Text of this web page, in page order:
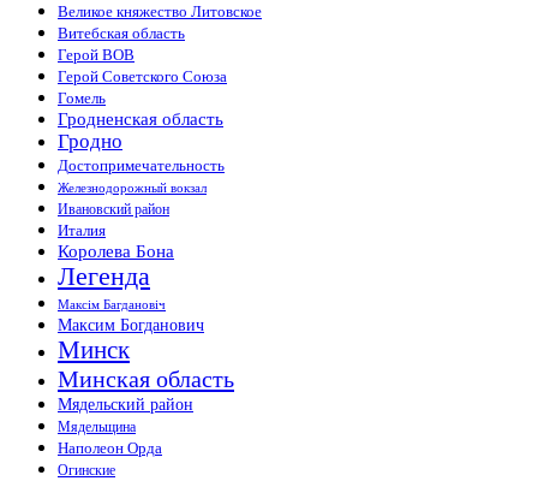
Великое княжество Литовское
Витебская область
Герой ВОВ
Герой Советского Союза
Гомель
Гродненская область
Гродно
Достопримечательность
Железнодорожный вокзал
Ивановский район
Италия
Королева Бона
Легенда
Максiм Багдановiч
Максим Богданович
Минск
Минская область
Мядельский район
Мядельщина
Наполеон Орда
Огинские